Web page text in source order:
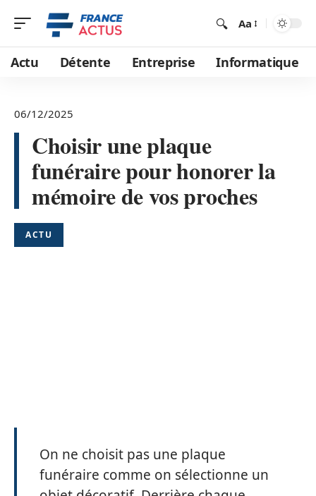
Aa
Actu Détente Entreprise Informatique
06/12/2025
Choisir une plaque
funéraire pour honorer la
mémoire de vos proches
ACTU
On ne choisit pas une plaque
funéraire comme on sélectionne un